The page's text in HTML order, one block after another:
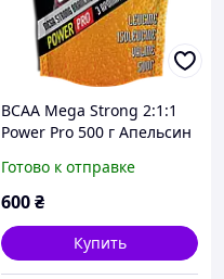
BCAA Mega Strong 2:1:1
Power Pro 500 г Апельсин
Готово к отправке
600₴
Купить